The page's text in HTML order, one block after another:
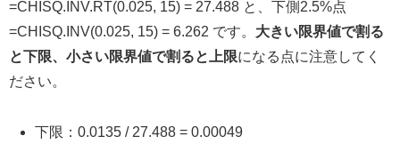
=CHISQ.INV.RT(0.025, 15) = 27.488 と、下側2.5%点
=CHISQ.INV(0.025, 15) = 6.262 です。 大きい限界値で割る
と下限、小さい限界値で割ると上限になる点に注意してく
ださい。
下限：0.0135 / 27.488 = 0.00049